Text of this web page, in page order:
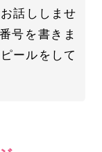
話ししませ
号を書きま
ールをして